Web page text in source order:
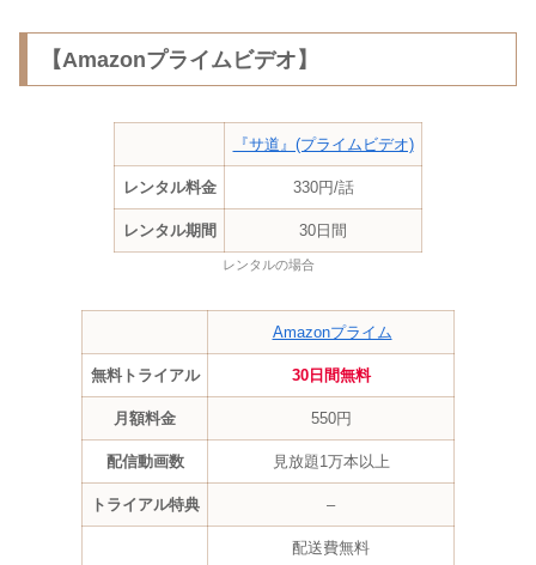
【Amazonプライムビデオ】
『サ道』(プライムビデオ)
レンタル料金 330円/話
レンタル期間 30日間
レンタルの場合
Amazonプライム
無料トライアル 30日間無料
月額料金 550円
配信動画数 見放題1万本以上
トライアル特典 –
配送費無料